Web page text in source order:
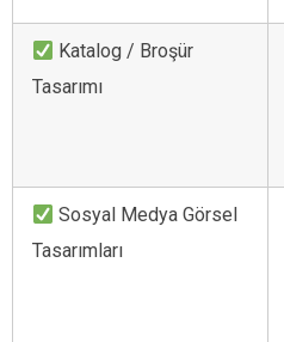
Katalog / Broşür
Tasarımı
Sosyal Medya Görsel
Tasarımları